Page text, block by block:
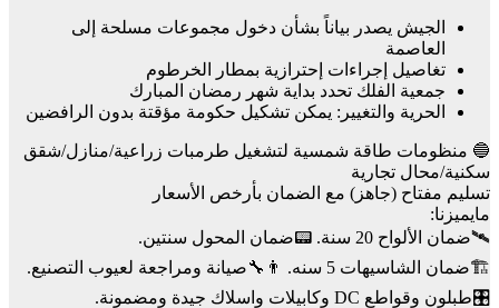
الجيش يصدر بياناً بشأن دخول مجموعات مسلحة إلى
العاصمة
تغاصيل إجراءات إحترازية بمطار الخرطوم
جمعية الفلك تحدد بداية شهر رمضان المبارك
الحرية والتغيير: يمكن تشكيل حكومة مؤقتة بدون الرافضين
🔵 منظومات طاقة شمسية لتشغيل طرمبات زراعية/منازل/شقق
سكنية/محال تجارية
تسليم مفتاح (جاهز) مع الضمان بأرخص الأسعار
مايميزنا:
🛰️ضمان الألواح 20 سنة. 📟ضمان المحول سنتين.
🏗️ضمان الشاسيهات 5 سنه. 👨‍🔧صيانة ومراجعة لعيوب التصنيع.
🎛️طبلون وقواطع DC وكابيلات واسلاك جيدة ومضمونة.